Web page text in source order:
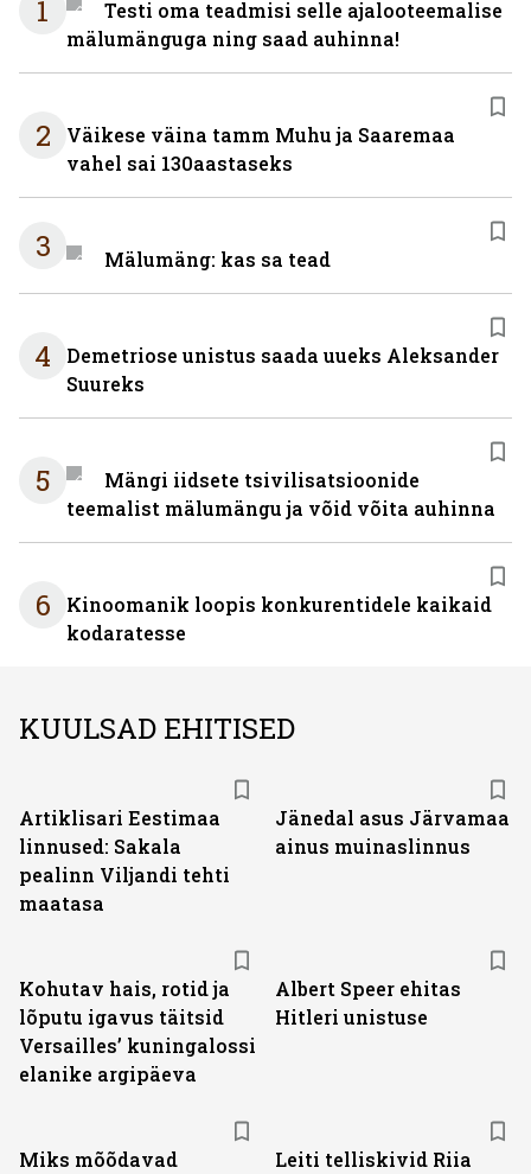
1
Testi oma teadmisi selle ajalooteemalise
mälumänguga ning saad auhinna!
2
Väikese väina tamm Muhu ja Saaremaa
vahel sai 130aastaseks
3 Mälumäng: kas sa tead
4
Demetriose unistus saada uueks Aleksander
Suureks
5
Mängi iidsete tsivilisatsioonide
teemalist mälumängu ja võid võita auhinna
6
Kinoomanik loopis konkurentidele kaikaid
kodaratesse
KUULSAD EHITISED
Artiklisari Eestimaa
linnused: Sakala
pealinn Viljandi tehti
maatasa
Jänedal asus Järvamaa
ainus muinaslinnus
Kohutav hais, rotid ja
lõputu igavus täitsid
Versailles’ kuningalossi
elanike argipäeva
Albert Speer ehitas
Hitleri unistuse
Miks mõõdavad
Leiti telliskivid Riia